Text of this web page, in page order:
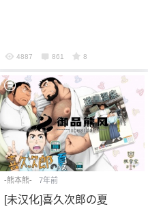
4887 861 8
-熊本熊- 7年前
[未汉化]喜久次郎の夏